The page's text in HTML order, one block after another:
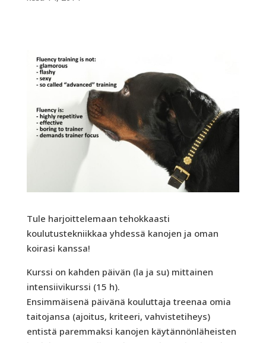
Tule harjoittelemaan tehokkaasti
koulutustekniikkaa yhdessä kanojen ja oman
koirasi kanssa!
Kurssi on kahden päivän (la ja su) mittainen
intensiivikurssi (15 h).
Ensimmäisenä päivänä kouluttaja treenaa omia
taitojansa (ajoitus, kriteeri, vahvistetiheys)
entistä paremmaksi kanojen käytännönläheisten